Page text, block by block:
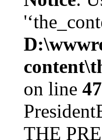
on line 47
THE